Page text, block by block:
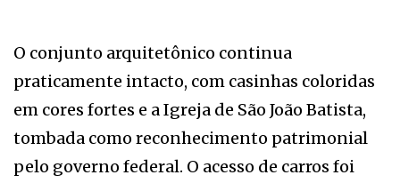
O conjunto arquitetônico continua
praticamente intacto, com casinhas coloridas
em cores fortes e a Igreja de São João Batista,
tombada como reconhecimento patrimonial
pelo governo federal. O acesso de carros foi